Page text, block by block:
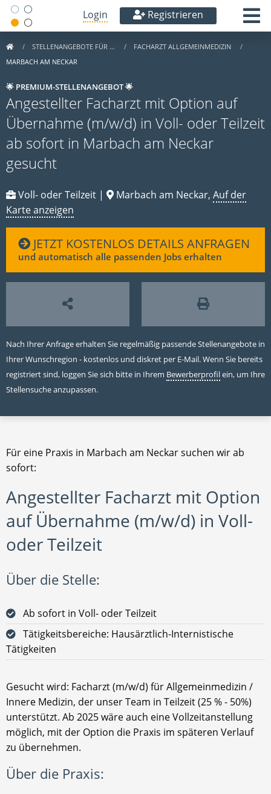
Login Registrieren
STELLENANGEBOTE FÜR …
FACHARZT ALLGEMEINMEDIZIN
MARBACH AM NECKAR
🌟 PREMIUM-STELLENANGEBOT 🌟
Angestellter Facharzt mit Option auf
Übernahme (m/w/d) in Voll- oder Teilzeit
ab sofort in Marbach am Neckar
gesucht
Voll- oder Teilzeit | Marbach am Neckar, Auf der
Karte anzeigen
JETZT KOSTENLOS DETAILS ANFRAGEN
und automatisch alle passenden Jobs erhalten
Nach Ihrer Anfrage erhalten Sie regelmäßig passende Stellenangebote in
Ihrer Wunschregion - kostenlos und diskret per E-Mail. Wenn Sie bereits
registriert sind, loggen Sie sich bitte in Ihrem Bewerberprofilein, um Ihre
Stellensuche anzupassen.
Für eine Praxis in Marbach am Neckar suchen wir ab
sofort:
Angestellter Facharzt mit Option
auf Übernahme (m/w/d) in Voll-
oder Teilzeit
Über die Stelle:
Ab sofort in Voll- oder Teilzeit
Tätigkeitsbereiche: Hausärztlich-Internistische
Tätigkeiten
Gesucht wird: Facharzt (m/w/d) für Allgemeinmedizin /
Innere Medizin, der unser Team in Teilzeit (25 % - 50%)
unterstützt. Ab 2025 wäre auch eine Vollzeitanstellung
möglich, mit der Option die Praxis im späteren Verlauf
zu übernehmen.
Über die Praxis: